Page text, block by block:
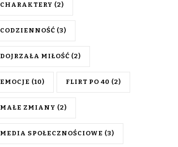
CHARAKTERY (2)
CODZIENNOŚĆ (3)
DOJRZAŁA MIŁOŚĆ (2)
EMOCJE (10) FLIRT PO 40 (2)
MAŁE ZMIANY (2)
MEDIA SPOŁECZNOŚCIOWE (3)